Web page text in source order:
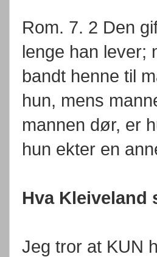
Rom. 7. 2 Den
lenge han lever;
bandt henne til
hun, mens
mannen dør, er
hun ekter en
Hva Kleiveland
Jeg tror at KUN